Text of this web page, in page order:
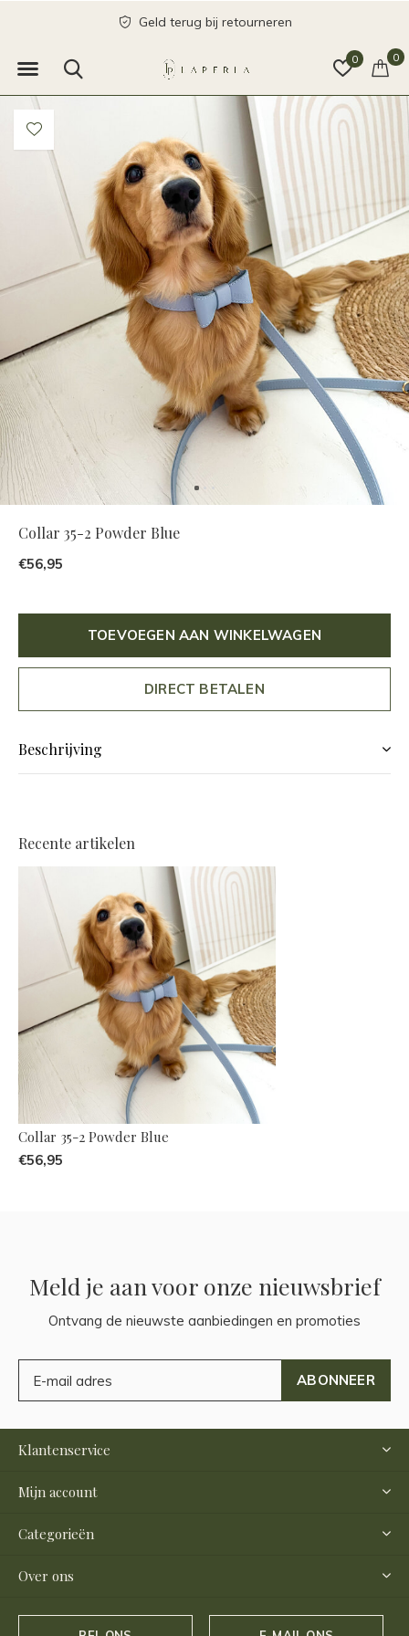
0 0
Geld terug bij retourneren
Collar 35-2 Powder Blue
€56,95
TOEVOEGEN AAN WINKELWAGEN
DIRECT BETALEN
Beschrijving
Recente artikelen
Collar 35-2 Powder Blue
€56,95
Meld je aan voor onze nieuwsbrief
Ontvang de nieuwste aanbiedingen en promoties
ABONNEER
Klantenservice
Mijn account
Categorieën
Over ons